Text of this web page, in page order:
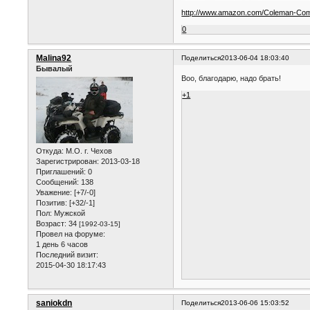
http://www.amazon.com/Coleman-
0
Поделиться2013-06-04 18:03:40
Malina92
Бывалый
Откуда: М.О. г. Чехов
Зарегистрирован: 2013-03-18
Приглашений: 0
Сообщений: 138
Уважение: [+7/-0]
Позитив: [+32/-1]
Пол: Мужской
Возраст: 34[1992-03-15]
Провел на форуме:
1 день 6 часов
Последний визит:
2015-04-30 18:17:43
Воо, благодарю, надо брать!
+1
Поделиться2013-06-06 15:03:52
saniokdn